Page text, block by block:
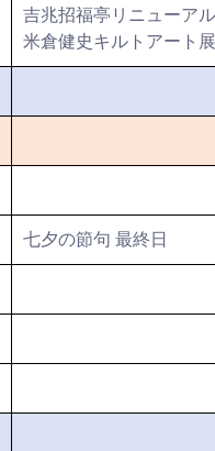
吉兆招福亭リニューア
米倉健史キルトアート
七夕の節句 最終日